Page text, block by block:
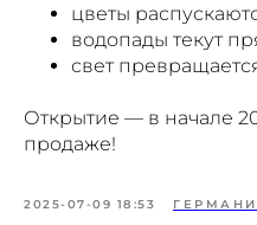
цветы
водопады текут
свет
Открытие — в начале
продаже!
2025-07-09 18:53